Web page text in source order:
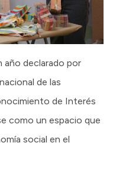
año declarado por
de las
de Interés
como un espacio que
social en el